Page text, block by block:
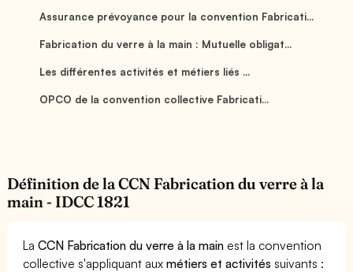
Assurance prévoyance pour la convention Fabricati...
Fabrication du verre à la main : Mutuelle obligat...
Les différentes activités et métiers liés ...
OPCO de la convention collective Fabricati...
Définition de la CCN Fabrication du verre à la
main - IDCC 1821
LaCCN Fabrication du verre à la main est la convention
collective s'appliquant auxmétiers et activités suivants :